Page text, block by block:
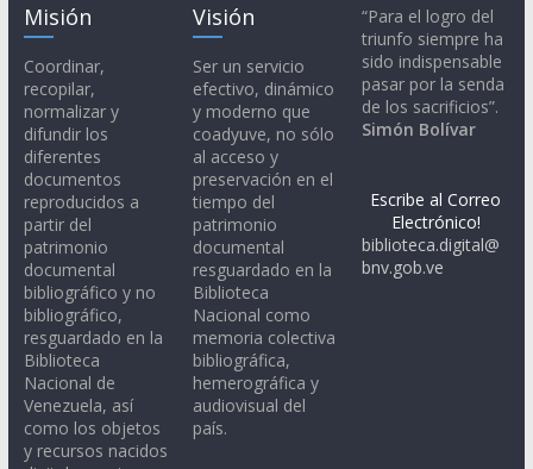
Misión
Coordinar,
recopilar,
normalizar y
difundir los
diferentes
documentos
reproducidos a
partir del
patrimonio
documental
bibliográfico y no
bibliográfico,
resguardado en la
Biblioteca
Nacional de
Venezuela, así
como los objetos
y recursos nacidos
Visión
Ser un servicio
efectivo, dinámico
y moderno que
coadyuve, no sólo
al acceso y
preservación en el
tiempo del
patrimonio
documental
resguardado en la
Biblioteca
Nacional como
memoria colectiva
bibliográfica,
hemerográfica y
audiovisual del
país.
“Para el logro del
triunfo siempre ha
sido indispensable
pasar por la senda
de los sacrificios”.
Simón Bolívar
Escribe al Correo
Electrónico!
biblioteca.digital@
bnv.gob.ve